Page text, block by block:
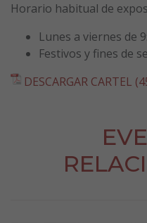
Horario habitual de
Lunes a viernes de
Festivos y fines de
DESCARGAR CARTEL